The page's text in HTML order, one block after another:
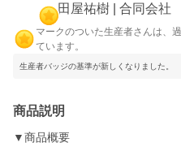
田屋祐樹 | 合同会社
マークのついた生産者さんは、
ています。
生産者バッジの基準が新しくなりました。
商品説明
▼商品概要